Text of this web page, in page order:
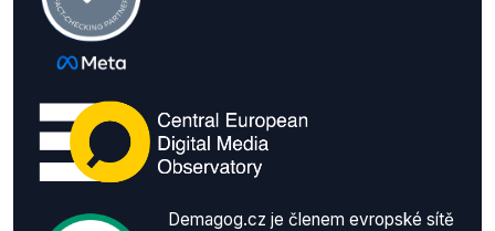
Demagog.cz je členem evropské sítě